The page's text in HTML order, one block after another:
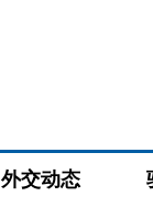
外交动态